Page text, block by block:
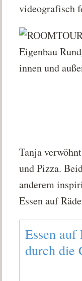
videografisch
Tanja
und Pizza.
anderem
Essen auf
Essen
durch die